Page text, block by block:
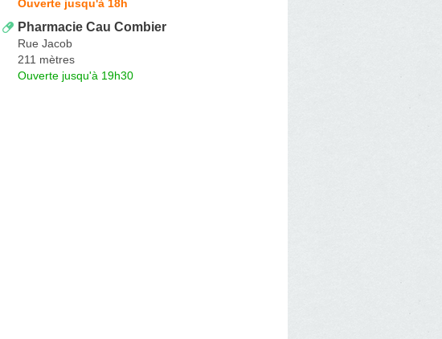
Ouverte jusqu'à 18h
Pharmacie Cau Combier
Rue Jacob
211 mètres
Ouverte jusqu'à 19h30